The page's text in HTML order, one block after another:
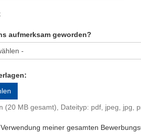
aufmerksam geworden?
:
(20 MB gesamt), Dateityp: pdf, jpeg, jpg,
meiner gesamten